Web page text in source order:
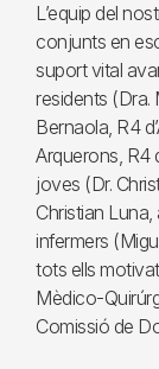
L’equip del
conjunts en
suport vital
residents (Dra.
Bernaola, R4
Arquerons, R4
joves (Dr.
Christian
infermers
tots ells
Mèdico-
Comissió de